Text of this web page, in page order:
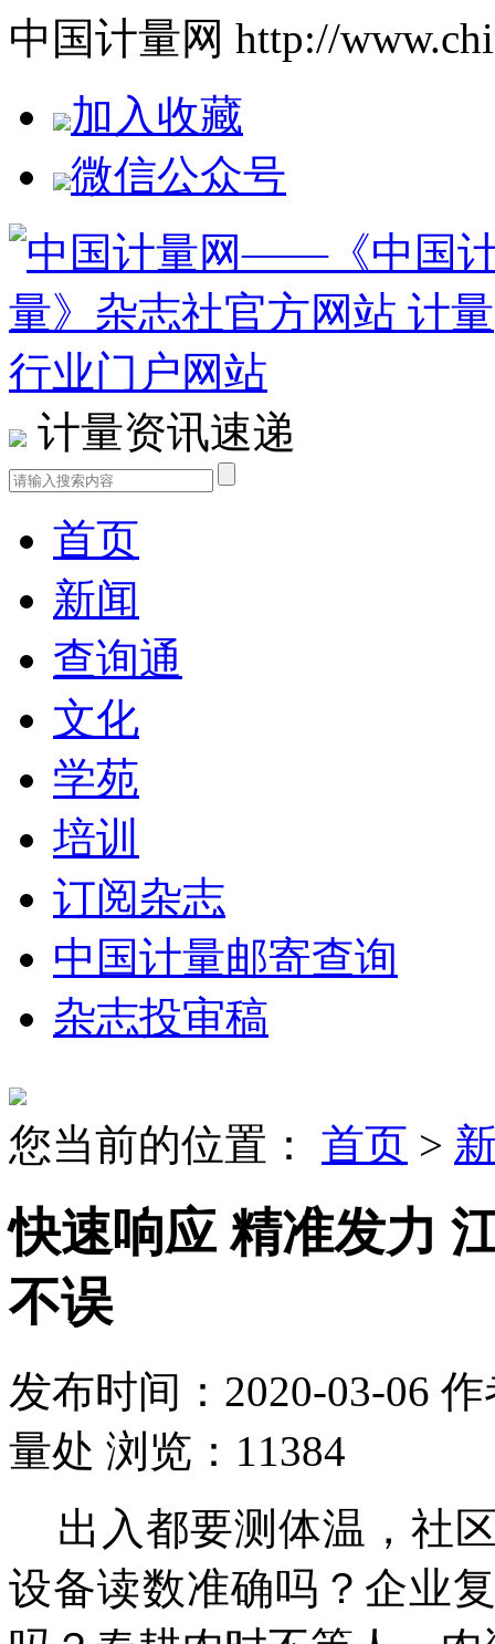
中国计量网 http://
加入收藏
微信公众号
计量资讯速递
首页
新闻
查询通
文化
学苑
培训
订阅杂志
中国计量邮寄查询
杂志投审稿
您当前的位置： 首页 >
快速响应 精准发力
不误
发布时间：2020-03-06 作
量处 浏览：11384
出入都要测体温，社
设备读数准确吗？企业